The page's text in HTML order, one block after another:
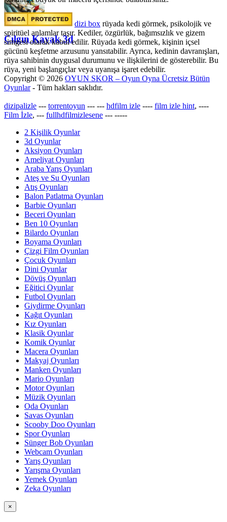
Çılgın Kayak 3d
dizi box rüyada kedi görmek​, psikolojik ve
spiritüel anlamlar taşır. Kediler, özgürlük, bağımsızlık ve gizem
simgesi olarak kabul edilir. Rüyada kedi görmek, kişinin içsel
gücünü keşfetme arzusunu yansıtabilir. Ayrıca, kedinin davranışları,
rüya sahibinin duygusal durumunu ve ilişkilerini de gösterebilir. Bu
rüya, yeni başlangıçlar veya uyanışa işaret edebilir.
Copyright © 2026 OYUN SKOR – Oyun Oyna Ücretsiz Bütün
Oyunlar- Tüm hakları saklıdır.
dizipalizle --- torrentoyun --- --- hdfilm izle ---- film izle hint, ----
Film İzle, --- fullhdfilmizlesene --- -----
2 Kişilik Oyunlar
3d Oyunlar
Aksiyon Oyunları
Ameliyat Oyunları
Araba Yarış Oyunları
Ateş ve Su Oyunları
Atış Oyunları
Balon Patlatma Oyunları
Barbie Oyunları
Beceri Oyunları
Ben 10 Oyunları
Bilardo Oyunları
Boyama Oyunları
Çizgi Film Oyunları
Çocuk Oyunları
Dini Oyunlar
Dövüş Oyunları
Eğitici Oyunlar
Futbol Oyunları
Giydirme Oyunları
Kağıt Oyunları
Kız Oyunları
Klasik Oyunlar
Komik Oyunlar
Macera Oyunları
Makyaj Oyunları
Manken Oyunları
Mario Oyunları
Motor Oyunları
Müzik Oyunları
Oda Oyunları
Savas Oyunları
Scooby Doo Oyunları
Spor Oyunları
Sünger Bob Oyunları
Webcam Oyunları
Yarış Oyunları
Yarışma Oyunları
Yemek Oyunları
Zeka Oyunları
×